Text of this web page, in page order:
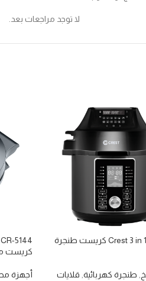
لا توجد مراجعات بعد.
Crest 3 in 1 multi cook كريست طنجرة
طنجرة كهربائية قلايات
5144
كريست
أجهزة